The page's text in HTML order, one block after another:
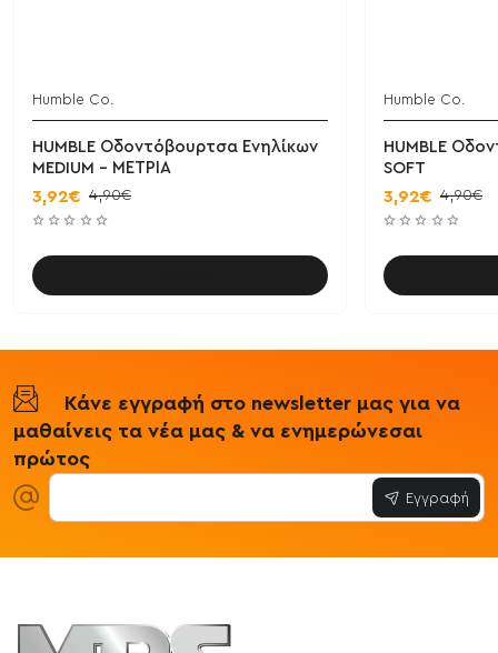
Humble Co.
HUMBLE Οδοντόβουρτσα Ενηλίκων
MEDIUM - ΜΕΤΡΙΑ
3,92€ 4,90€
Humble Co.
HUMBLE
SOFT
3,92€ 4,90€
Κάνε εγγραφή στο newsletter μας για να
μαθαίνεις τα νέα μας & να ενημερώνεσαι
πρώτος
Εγγραφή